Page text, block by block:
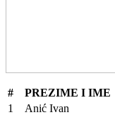
# PREZIME I IME
1
Anić Ivan